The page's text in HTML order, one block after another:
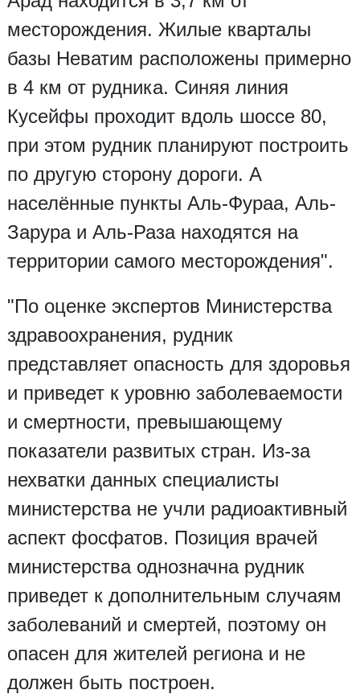
месторождения. Жилые кварталы
базы Неватим расположены примерно
в 4 км от рудника. Синяя линия
Кусейфы проходит вдоль шоссе 80,
при этом рудник планируют построить
по другую сторону дороги. А
населённые пункты Аль-Фураа, Аль-
Зарура и Аль-Раза находятся на
территории самого месторождения".
"По оценке экспертов Министерства
здравоохранения, рудник
представляет опасность для здоровья
и приведет к уровню заболеваемости
и смертности, превышающему
показатели развитых стран. Из-за
нехватки данных специалисты
министерства не учли радиоактивный
аспект фосфатов. Позиция врачей
министерства однозначна рудник
приведет к дополнительным случаям
заболеваний и смертей, поэтому он
опасен для жителей региона и не
должен быть построен.